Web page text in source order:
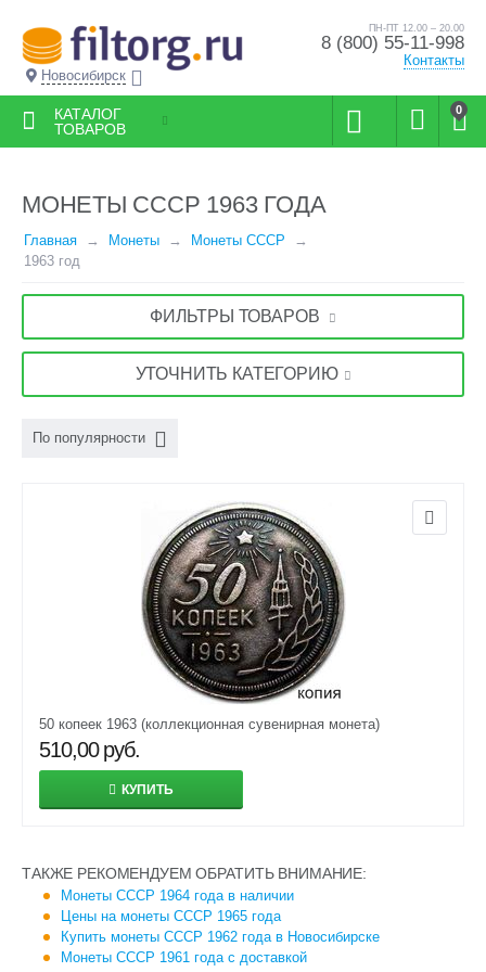
Новосибирск
ПН-ПТ 12.00 – 20.00
8 (800) 55-11-998
Контакты
0
КАТАЛОГ
ТОВАРОВ
МОНЕТЫ СССР 1963 ГОДА
Главная Монеты
Монеты СССР
1963 год
ФИЛЬТРЫ ТОВАРОВ
УТОЧНИТЬ КАТЕГОРИЮ
По популярности
50 копеек 1963 (коллекционная сувенирная монета)
510,00 руб.
КУПИТЬ
ТАКЖЕ РЕКОМЕНДУЕМ ОБРАТИТЬ ВНИМАНИЕ:
Монеты СССР 1964 года в наличии
Цены на монеты СССР 1965 года
Купить монеты СССР 1962 года в Новосибирске
Монеты СССР 1961 года с доставкой